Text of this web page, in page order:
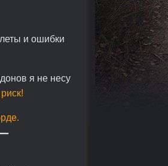
и ошибки
я не несу